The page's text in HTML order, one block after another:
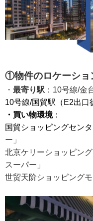
移
動
し
す
タ
報
す
。
①物件のロケーショ
・ 最寄り駅 ： 10号線/金
10号線/国貿駅（ E2出口
・買い物環境：
国貿ショッピングセンタ
ー」
北京ケリーショッピン
スーパー」
世贸天阶ショッピング